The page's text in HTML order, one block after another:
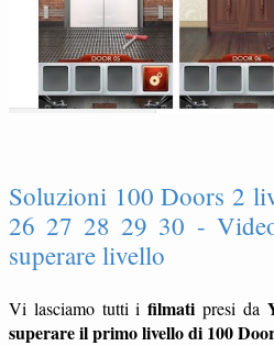
Soluzioni 100 Doors 2
26 27 28 29 30 -
superare livello
Vi lasciamo tutti ifilmati presi da
superare il primo livello di 100